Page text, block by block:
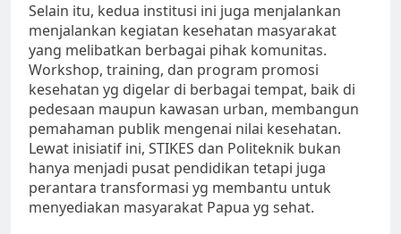
Selain itu, kedua institusi ini juga menjalankan
menjalankan kegiatan kesehatan masyarakat
yang melibatkan berbagai pihak komunitas.
Workshop, training, dan program promosi
kesehatan yg digelar di berbagai tempat, baik di
pedesaan maupun kawasan urban, membangun
pemahaman publik mengenai nilai kesehatan.
Lewat inisiatif ini, STIKES dan Politeknik bukan
hanya menjadi pusat pendidikan tetapi juga
perantara transformasi yg membantu untuk
menyediakan masyarakat Papua yg sehat.